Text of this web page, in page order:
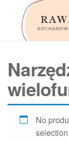
Przejdź
No
selection.